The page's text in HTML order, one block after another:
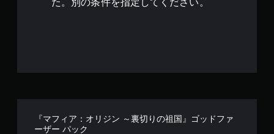
た。別の条件を指定してください。
『マフィア：オリジン ～裏切りの祖国』ゴッドファ
ーザー パック